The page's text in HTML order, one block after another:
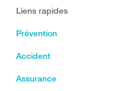
Liens rapides
Prévention
Accident
Assurance